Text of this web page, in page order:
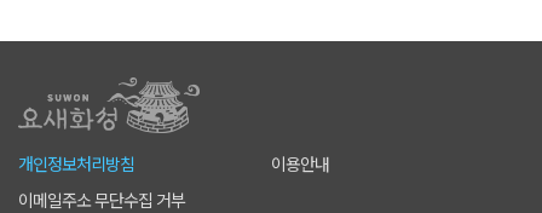
개인정보처리방침
이용안내
이메일주소 무단수집 거부